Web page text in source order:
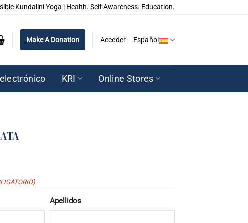
Kundalini Yoga | Health. Self Awareness. Education.
Make A Donation Acceder Español
KRI Online Stores
Apellidos